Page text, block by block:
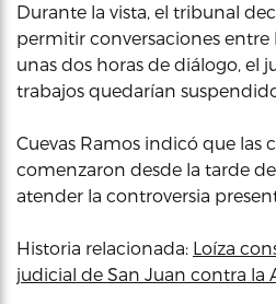
Durante la vista, el tribunal
permitir conversaciones entre
unas dos horas de diálogo, el
trabajos quedarían
Cuevas Ramos indicó que las
comenzaron desde la tarde
atender la controversia
Historia relacionada: Loíza
judicial de San Juan contra la